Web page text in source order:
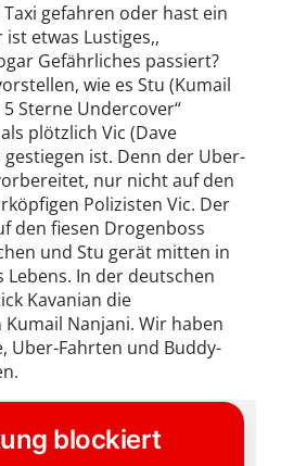
gefahren oder hast ein
etwas Lustiges,,
Gefährliches passiert?
wie es Stu (Kumail
Sterne Undercover“
plötzlich Vic (Dave
ist. Denn der Uber-
nur nicht auf den
Polizisten Vic. Der
den fiesen Drogenboss
und Stu gerät mitten in
Lebens. In der deutschen
Kavanian die
Nanjani. Wir haben
Uber-Fahrten und Buddy-